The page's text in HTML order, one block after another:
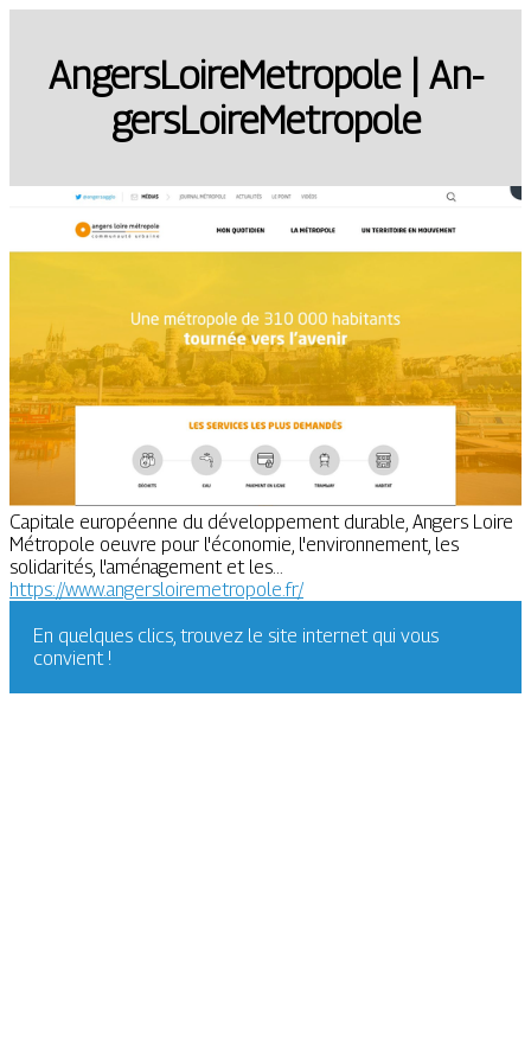
An­gersLoireMet­ropo­le | An­
gersLoireMet­ropo­le
Capitale européenne du développement durable, Angers Loire
Métropole oeuvre pour l'économie, l'environnement, les
solidarités, l'aménagement et les...
https://www.angersloiremetropole.fr/
En quelques clics, trouvez le site internet qui vous
convient !